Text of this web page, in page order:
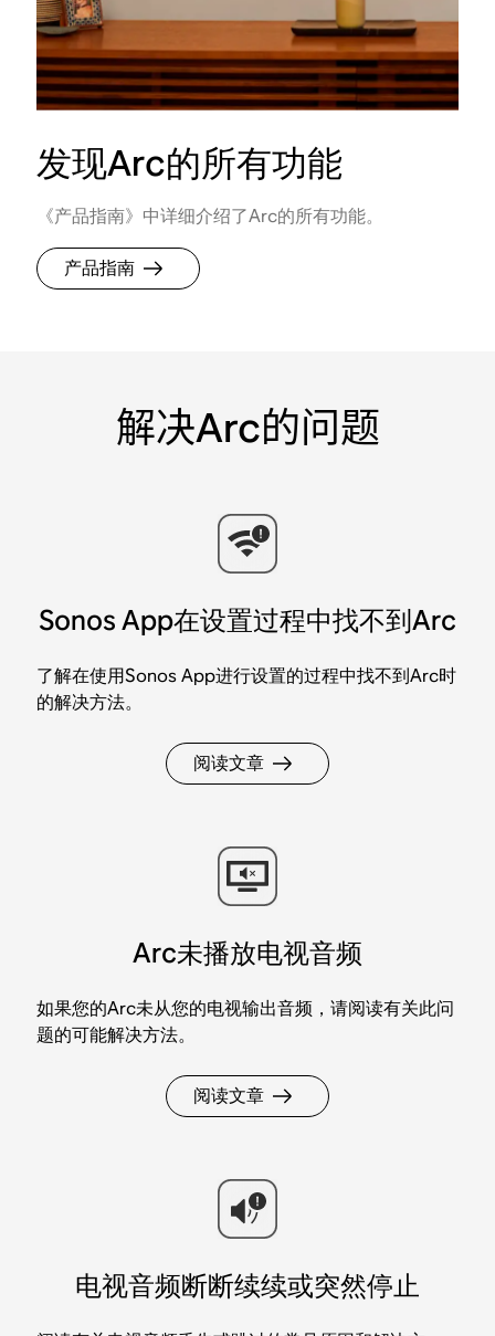
发现Arc的所有功能
《产品指南》中详细介绍了Arc的所有功能。
产品指南
解决Arc的问题
Sonos App在设置过程中找不到Arc
了解在使用Sonos App进行设置的过程中找不到Arc时
的解决方法。
阅读文章
Arc未播放电视音频
如果您的Arc未从您的电视输出音频，请阅读有关此问
题的可能解决方法。
阅读文章
电视音频断断续续或突然停止